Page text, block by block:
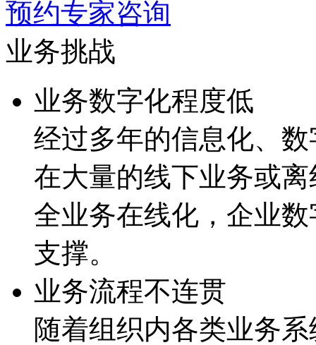
预约专家咨询
业务挑战
业务数字化程度低
经过多年的信息化、
在大量的线下业务或离线
全业务在线化，企
支撑。
业务流程不连贯
随着组织内各类业务系